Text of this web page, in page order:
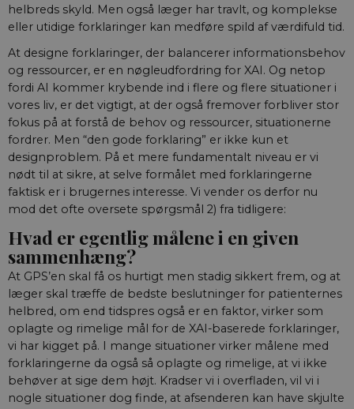
helbreds skyld. Men også læger har travlt, og komplekse
eller utidige forklaringer kan medføre spild af værdifuld tid.
At designe forklaringer, der balancerer informationsbehov
og ressourcer, er en nøgleudfordring for XAI. Og netop
fordi AI kommer krybende ind i flere og flere situationer i
vores liv, er det vigtigt, at der også fremover forbliver stor
fokus på at forstå de behov og ressourcer, situationerne
fordrer. Men “den gode forklaring” er ikke kun et
designproblem. På et mere fundamentalt niveau er vi
nødt til at sikre, at selve formålet med forklaringerne
faktisk er i brugernes interesse. Vi vender os derfor nu
mod det ofte oversete spørgsmål 2) fra tidligere:
Hvad er egentlig målene i en given
sammenhæng?
At GPS’en skal få os hurtigt men stadig sikkert frem, og at
læger skal træffe de bedste beslutninger for patienternes
helbred, om end tidspres også er en faktor, virker som
oplagte og rimelige mål for de XAI-baserede forklaringer,
vi har kigget på. I mange situationer virker målene med
forklaringerne da også så oplagte og rimelige, at vi ikke
behøver at sige dem højt. Kradser vi i overfladen, vil vi i
nogle situationer dog finde, at afsenderen kan have skjulte